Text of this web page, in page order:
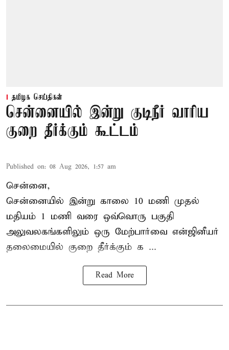
தமிழக செய்திகள்
சென்னையில் இன்று குடிநீர் வாரிய
குறை தீர்க்கும் கூட்டம்
Published on: 08 Aug 2026, 1:57 am
சென்னை,
சென்னையில் இன்று காலை 10 மணி முதல்
மதியம் 1 மணி வரை ஒவ்வொரு பகுதி
அலுவலகங்களிலும் ஒரு மேற்பார்வை என்ஜினீயர்
தலைமையில் குறை தீர்க்கும் க ...
Read More